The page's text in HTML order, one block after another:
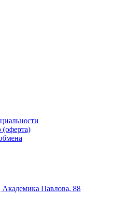
Академика Павлова, 88